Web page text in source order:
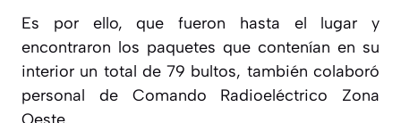
Es por ello, que fueron hasta el lugar y
encontraron los paquetes que contenían en su
interior un total de 79 bultos, también colaboró
personal de Comando Radioeléctrico Zona